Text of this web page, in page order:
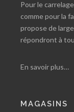
Pour le
comme pour la
propose de
répondront à
En savoir plus…
MAGASINS